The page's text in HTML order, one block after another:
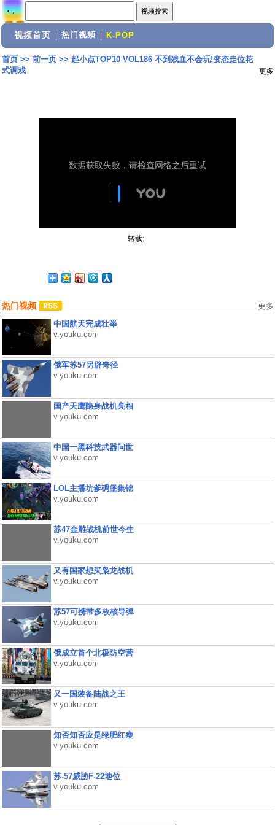
视频首页 热门视频 K-POP
首页>> 前一页>> 起小点TOP10 VOL186 不到残血不会玩!变态走位花
式调戏
更多
转载:
热门视频 更多
中国航天完成壮举
v.youku.com
俄军苏57另辟奇径
v.youku.com
国产天鹰隐身战机亮相
v.youku.com
中国一黑科技武器问世
v.youku.com
LOL主播坑爹碉堡集锦
v.youku.com
苏47金雕战机前世今生
v.youku.com
又有国家想买枭龙战机
v.youku.com
苏57可携带多枚核导弹
v.youku.com
俄成立首个北极防空营
v.youku.com
又一国装备陆战之王
v.youku.com
知否知否应是绿肥红瘦
v.youku.com
苏-57威胁F-22地位
v.youku.com